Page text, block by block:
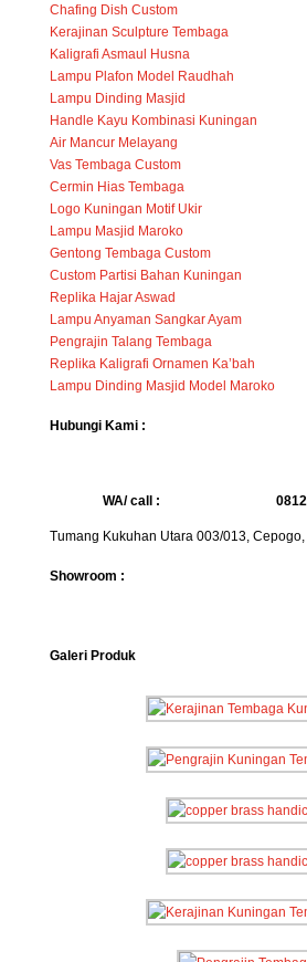
Chafing Dish Custom
Kerajinan Sculpture Tembaga
Kaligrafi Asmaul Husna
Lampu Plafon Model Raudhah
Lampu Dinding Masjid
Handle Kayu Kombinasi Kuningan
Air Mancur Melayang
Vas Tembaga Custom
Cermin Hias Tembaga
Logo Kuningan Motif Ukir
Lampu Masjid Maroko
Gentong Tembaga Custom
Custom Partisi Bahan Kuningan
Replika Hajar Aswad
Lampu Anyaman Sangkar Ayam
Pengrajin Talang Tembaga
Replika Kaligrafi Ornamen Ka’bah
Lampu Dinding Masjid Model Maroko
Hubungi Kami :
WA/ call :
Tumang Kukuhan Utara 003/013,
Showroom :
Galeri Produk